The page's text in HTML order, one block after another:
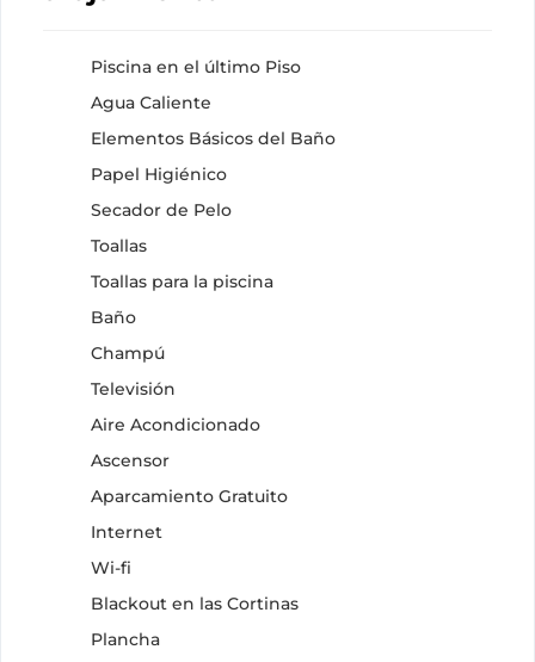
Piscina en el último Piso
Agua Caliente
Elementos Básicos del Baño
Papel Higiénico
Secador de Pelo
Toallas
Toallas para la piscina
Baño
Champú
Televisión
Aire Acondicionado
Ascensor
Aparcamiento Gratuito
Internet
Wi-fi
Blackout en las Cortinas
Plancha